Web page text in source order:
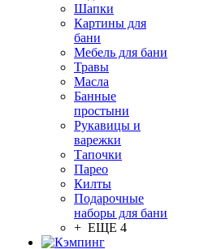
Шапки
Картины для
бани
Мебель для бани
Травы
Масла
Банные
простыни
Рукавицы и
варежки
Тапочки
Парео
Килты
Подарочные
наборы для бани
+ ЕЩЕ 4